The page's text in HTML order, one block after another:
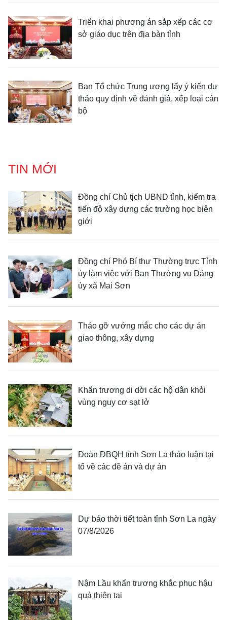
Triển khai phương án sắp xếp các cơ
sở giáo dục trên địa bàn tỉnh
Ban Tổ chức Trung ương lấy ý kiến dự
thảo quy định về đánh giá, xếp loại cán
bộ
TIN MỚI
Đồng chí Chủ tịch UBND tỉnh, kiểm tra
tiến độ xây dựng các trường học biên
giới
Đồng chí Phó Bí thư Thường trực Tỉnh
ủy làm việc với Ban Thường vụ Đảng
ủy xã Mai Sơn
Tháo gỡ vướng mắc cho các dự án
giao thông, xây dựng
Khẩn trương di dời các hộ dân khỏi
vùng nguy cơ sạt lở
Đoàn ĐBQH tỉnh Sơn La thảo luận tại
tổ về các đề án và dự án
Dự báo thời tiết toàn tỉnh Sơn La ngày
07/8/2026
Nậm Lầu khẩn trương khắc phục hậu
quả thiên tai